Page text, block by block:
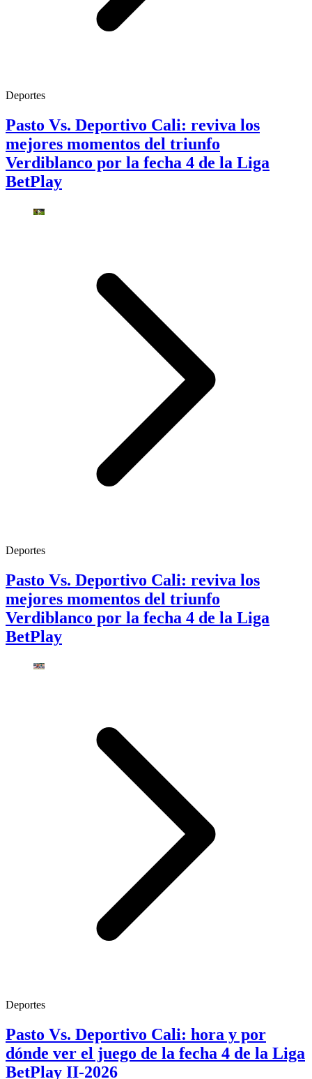
Deportes
Pasto Vs. Deportivo Cali: reviva los
mejores momentos del triunfo
Verdiblanco por la fecha 4 de la Liga
BetPlay
Deportes
Pasto Vs. Deportivo Cali: reviva los
mejores momentos del triunfo
Verdiblanco por la fecha 4 de la Liga
BetPlay
Deportes
Pasto Vs. Deportivo Cali: hora y por
dónde ver el juego de la fecha 4 de la Liga
BetPlay II-2026